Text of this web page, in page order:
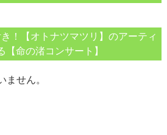
！【オトナツマツリ】のアーティ
【命の渚コンサート】
ません。